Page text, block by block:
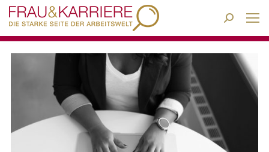
Search: